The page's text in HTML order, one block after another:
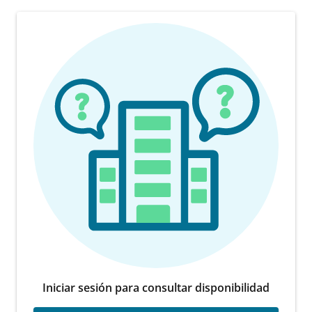
Iniciar sesión para consultar disponibilidad